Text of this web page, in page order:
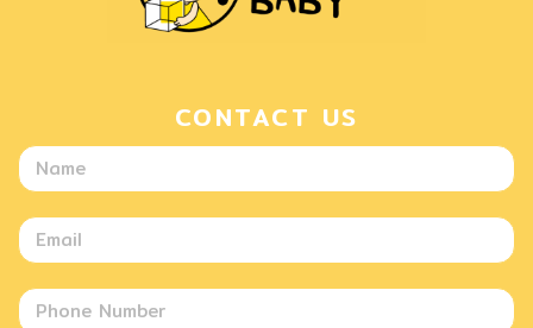
CONTACT US